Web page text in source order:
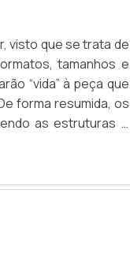
visto que se trata de
tamanhos e
“vida” à peça que
forma resumida, os
as estruturas e
resfriar, a peça